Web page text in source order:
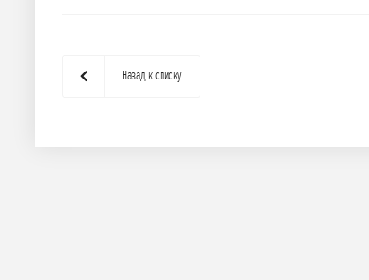
Назад к списку